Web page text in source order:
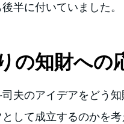
半に付いていました。
の知財への
夫のアイデアをどう知
して成立するのかを考